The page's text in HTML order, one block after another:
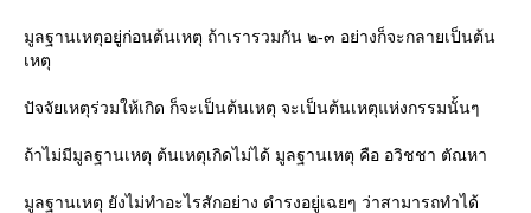
มูลฐานเหตุอยู่ก่อนต้นเหตุ ถ้าเรารวมกัน ๒-๓ อย่างก็จะกลายเป็นต้น
เหตุ
ปัจจัยเหตุร่วมให้เกิด ก็จะเป็นต้นเหตุ จะเป็นต้นเหตุแห่งกรรมนั้นๆ
ถ้าไม่มีมูลฐานเหตุ ต้นเหตุเกิดไม่ได้ มูลฐานเหตุ คือ อวิชชา ตัณหา
มูลฐานเหตุ ยังไม่ทำอะไรสักอย่าง ดำรงอยู่เฉยๆ ว่าสามารถทำได้